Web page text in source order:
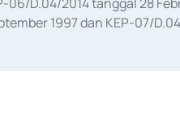
1997 dan KEP-07/